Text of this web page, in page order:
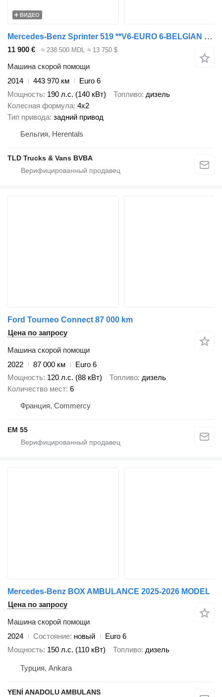
ВИДЕО
Mercedes-Benz Sprinter 519 **V6-EURO 6-BELGIAN ORIGINE**
11 900 € ≈ 238 500 MDL ≈ 13 750 $
Машина скорой помощи
2014
443 970 км
Euro 6
Мощность 190 л.с. (140 кВт) Топливо дизель
Колесная формула 4x2
Тип привода задний привод
Бельгия, Herentals
TLD Trucks & Vans BVBA
Ford Tourneo Connect 87 000 km
Цена по запросу
Машина скорой помощи
2022
87 000 км
Euro 6
Мощность 120 л.с. (88 кВт) Топливо дизель
Количество мест 6
Франция, Commercy
EM 55
Mercedes-Benz BOX AMBULANCE 2025-2026 MODEL
Цена по запросу
Машина скорой помощи
2024
Состояние новый
Euro 6
Мощность 150 л.с. (110 кВт) Топливо дизель
Турция, Ankara
YENİ ANADOLU AMBULANS